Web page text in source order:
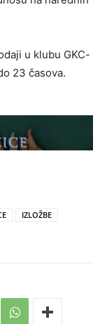
u klubu GKC-
23 časova.
IZLOŽBE